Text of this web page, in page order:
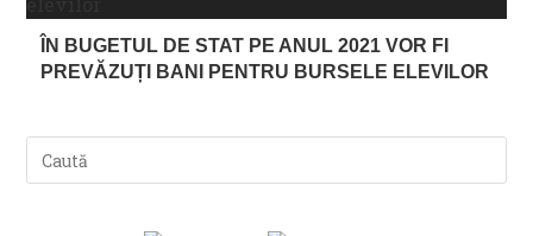
ÎN BUGETUL DE STAT PE ANUL 2021 VOR FI
PREVĂZUȚI BANI PENTRU BURSELE ELEVILOR